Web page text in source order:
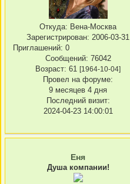
Откуда: Вена-Москва
Зарегистрирован: 2006-03-31
Приглашений: 0
Сообщений: 76042
Возраст: 61 [1964-10-04]
Провел на форуме:
9 месяцев 4 дня
Последний визит:
2024-04-23 14:00:01
Еня
Душа компании!